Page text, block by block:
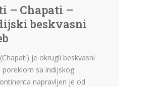
– Chapati –
beskvasni
je okrugli beskvasni
poreklom sa indijskog
napravljen je od